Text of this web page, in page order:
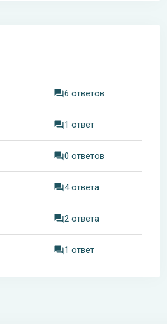
6 ответов
1 ответ
0 ответов
4 ответа
2 ответа
1 ответ